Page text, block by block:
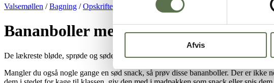
Afvis
Valsemøllen /Bagning /Opskrifter Bananboller med chokolade
Bananboller med chokolade
De lækreste bløde, sprøde og søde bananboller med chokolade. Bollerne er
Mangler du også nogle gange en sød snack, så prøv disse bananboller. Der er